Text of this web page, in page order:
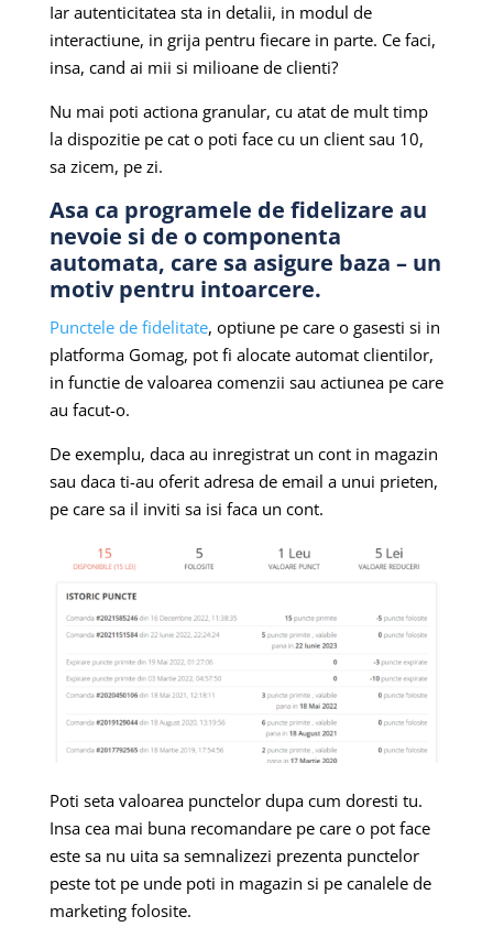
Iar autenticitatea sta in detalii, in modul de
interactiune, in grija pentru fiecare in parte. Ce faci,
insa, cand ai mii si milioane de clienti?
Nu mai poti actiona granular, cu atat de mult timp
la dispozitie pe cat o poti face cu un client sau 10,
sa zicem, pe zi.
Asa ca programele de fidelizare au
nevoie si de o componenta
automata, care sa asigure baza – un
motiv pentru intoarcere.
Punctele de fidelitate, optiune pe care o gasesti si in
platforma Gomag, pot fi alocate automat clientilor,
in functie de valoarea comenzii sau actiunea pe care
au facut-o.
De exemplu, daca au inregistrat un cont in magazin
sau daca ti-au oferit adresa de email a unui prieten,
pe care sa il inviti sa isi faca un cont.
Poti seta valoarea punctelor dupa cum doresti tu.
Insa cea mai buna recomandare pe care o pot face
este sa nu uita sa semnalizezi prezenta punctelor
peste tot pe unde poti in magazin si pe canalele de
marketing folosite.